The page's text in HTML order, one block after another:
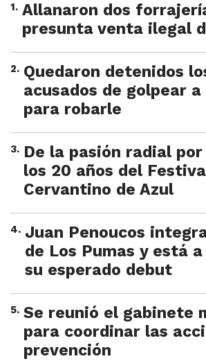
1. Allanaron dos
presunta venta ilegal
2. Quedaron detenidos
acusados de golpear
para robarle
3. De la pasión radial
los 20 años del
Cervantino de Azul
4. Juan Penoucos
de Los Pumas y está
su esperado debut
5. Se reunió el gabinete
para coordinar las
prevención